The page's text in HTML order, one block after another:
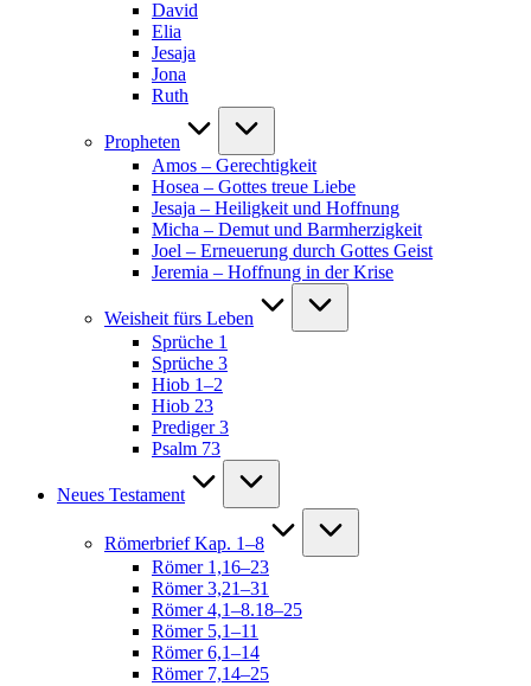
David
Elia
Jesaja
Jona
Ruth
Propheten
Amos – Gerechtigkeit
Hosea – Gottes treue Liebe
Jesaja – Heiligkeit und Hoffnung
Micha – Demut und Barmherzigkeit
Joel – Erneuerung durch Gottes Geist
Jeremia – Hoffnung in der Krise
Weisheit fürs Leben
Sprüche 1
Sprüche 3
Hiob 1–2
Hiob 23
Prediger 3
Psalm 73
Neues Testament
Römerbrief Kap. 1–8
Römer 1,16–23
Römer 3,21–31
Römer 4,1–8.18–25
Römer 5,1–11
Römer 6,1–14
Römer 7,14–25